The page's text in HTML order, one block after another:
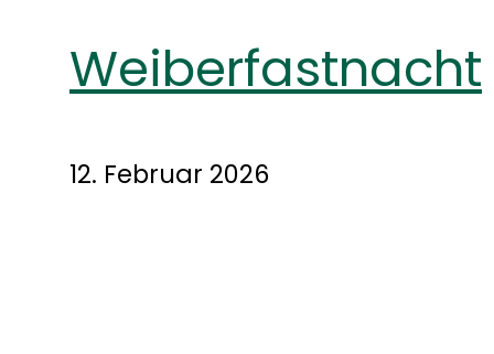
Weiberfastnacht
12. Februar 2026